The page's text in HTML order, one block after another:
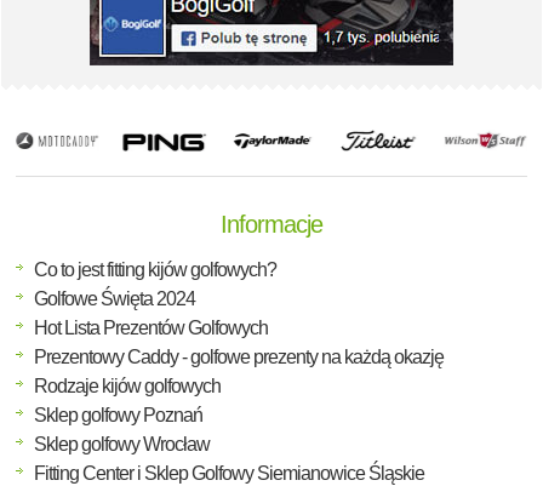
Informacje
Co to jest fitting kijów golfowych?
Golfowe Święta 2024
Hot Lista Prezentów Golfowych
Prezentowy Caddy - golfowe prezenty na każdą okazję
Rodzaje kijów golfowych
Sklep golfowy Poznań
Sklep golfowy Wrocław
Fitting Center i Sklep Golfowy Siemianowice Śląskie